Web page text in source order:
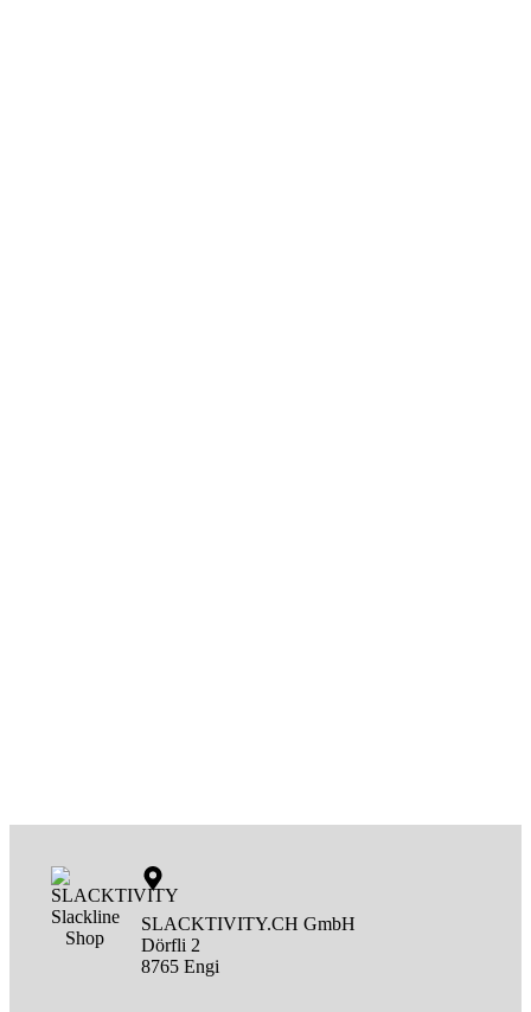
SLACKTIVITY.CH GmbH
Dörfli 2
8765 Engi